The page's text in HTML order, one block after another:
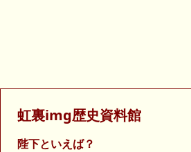
虹裏img歴史資料館
陛下といえば？